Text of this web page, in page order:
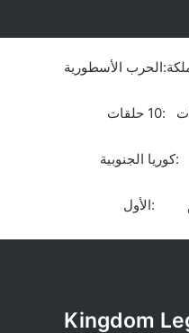
الأسطورية
حلقات
الجنوبية
:الأول